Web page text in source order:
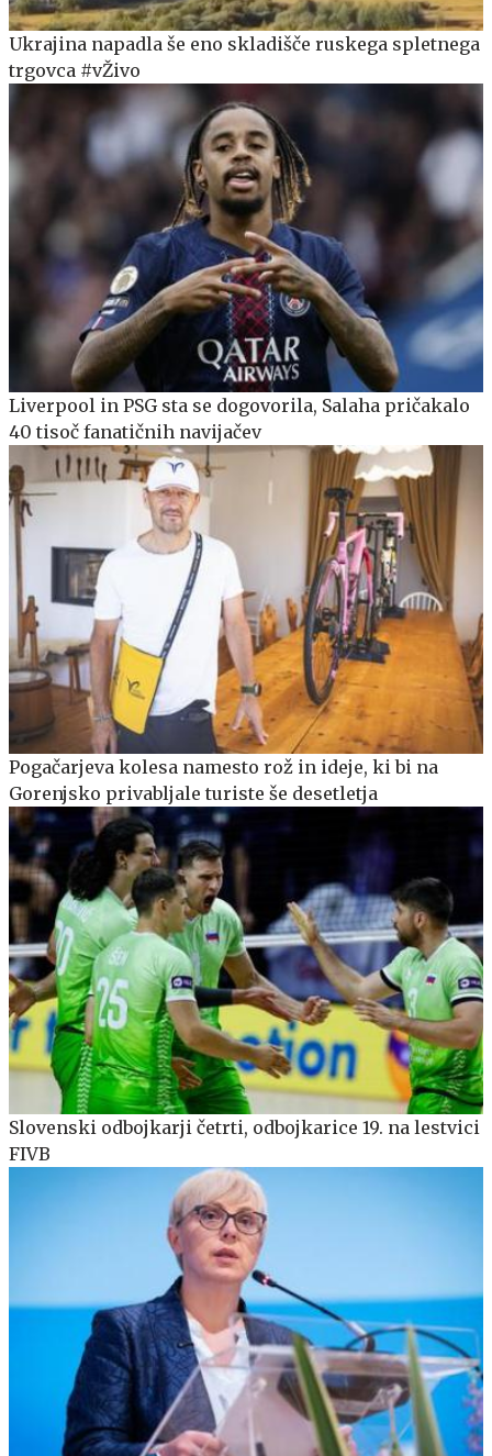
Ukrajina napadla še eno skladišče ruskega spletnega
trgovca #vŽivo
Liverpool in PSG sta se dogovorila, Salaha pričakalo
40 tisoč fanatičnih navijačev
Pogačarjeva kolesa namesto rož in ideje, ki bi na
Gorenjsko privabljale turiste še desetletja
Slovenski odbojkarji četrti, odbojkarice 19. na lestvici
FIVB